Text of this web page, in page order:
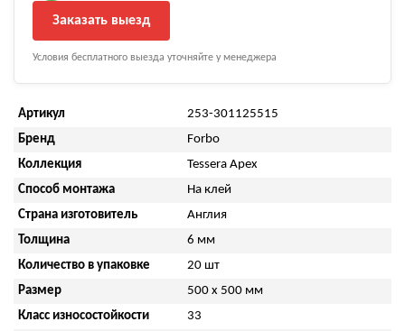
Заказать выезд
Условия бесплатного выезда уточняйте у менеджера
Артикул
253-301125515
Бренд
Forbo
Коллекция
Tessera Apex
Способ монтажа
На клей
Страна изготовитель
Англия
Толщина
6 мм
Количество в упаковке
20 шт
Размер
500 x 500 мм
Класс износостойкости
33